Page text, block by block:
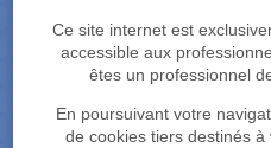
Ce site internet est
accessible aux
êtes un professionnel
En poursuivant votre
de cookies tiers destinés à